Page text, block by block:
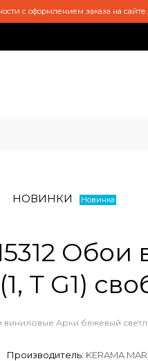
с оформлением заказа на
НОВИНКИ Новинка
Т G1)
виниловые Арки бежевый
Производитель: KERAMA